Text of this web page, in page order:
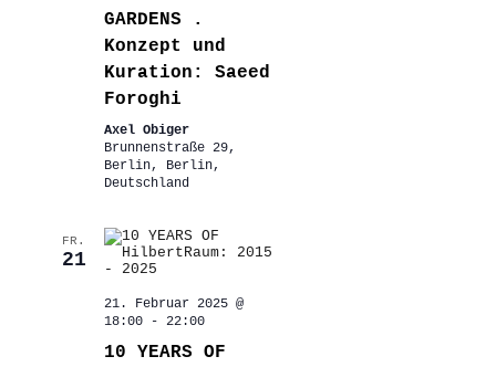
GARDENS .
Konzept und
Kuration: Saeed
Foroghi
Axel Obiger
Brunnenstraße 29,
Berlin, Berlin,
Deutschland
FR.
21
21. Februar 2025 @
18:00- 22:00
10 YEARS OF